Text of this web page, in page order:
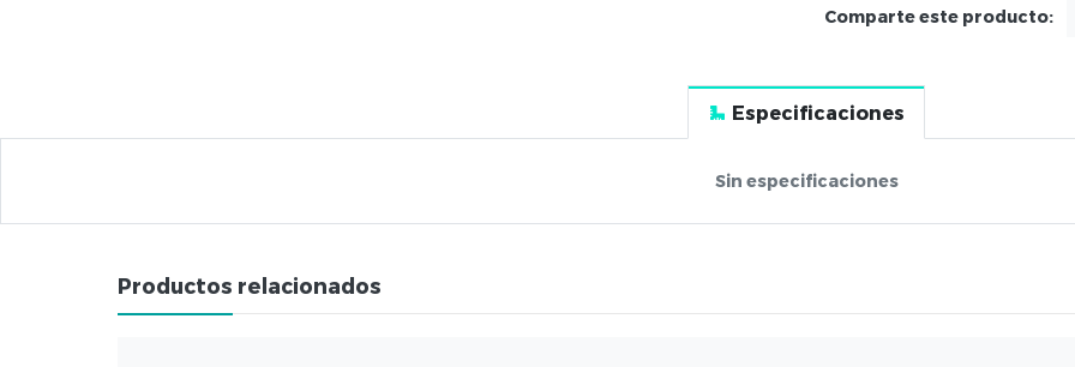
Comparte este producto:
Especificaciones
Sin especificaciones
Productos relacionados